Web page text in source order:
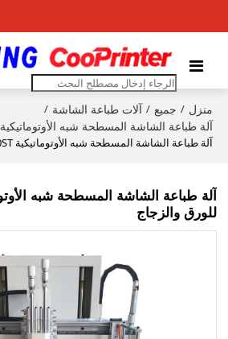
منزل / جميع / آلات طباعة الشاشة /
آلة طباعة الشاشة المسطحة شبه الأوتوماتيكية
آلة طباعة الشاشة المسطحة شبه الأوتوماتيكية TX-4060ST للورق والزجاج
للورق والزجاج